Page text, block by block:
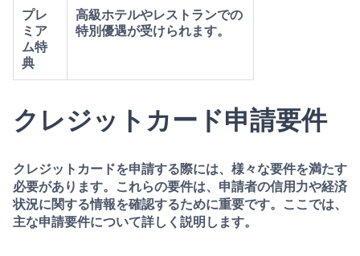
プレ
ミア
ム特
典
高級ホテルやレストランでの
特別優遇が受けられます。
クレジットカード申請要件
クレジットカードを申請する際には、様々な要件を満たす
必要があります。これらの要件は、申請者の信用力や経済
状況に関する情報を確認するために重要です。ここでは、
主な申請要件について詳しく説明します。